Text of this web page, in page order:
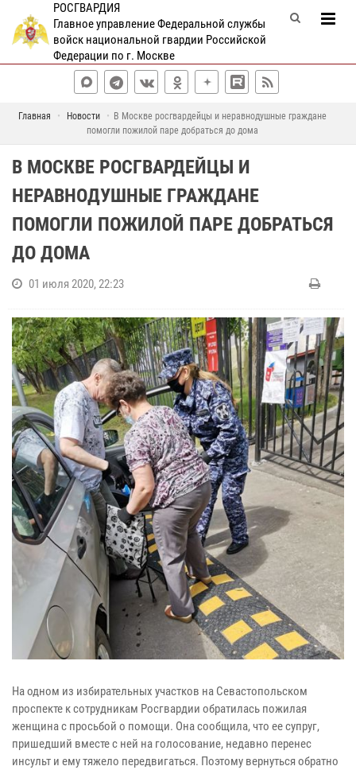
РОСГВАРДИЯ
Главное управление Федеральной службы
войск национальной гвардии Российской
Федерации по г. Москве
Главная Новости
В Москве росгвардейцы и неравнодушные граждане
помогли пожилой паре добраться до дома
В МОСКВЕ РОСГВАРДЕЙЦЫ И
НЕРАВНОДУШНЫЕ ГРАЖДАНЕ
ПОМОГЛИ ПОЖИЛОЙ ПАРЕ ДОБРАТЬСЯ
ДО ДОМА
01 июля 2020, 22:23
На одном из избирательных участков на Севастопольском
проспекте к сотрудникам Росгвардии обратилась пожилая
женщина с просьбой о помощи. Она сообщила, что ее супруг,
пришедший вместе с ней на голосование, недавно перенес
инсульт и ему тяжело передвигаться. Поэтому вернуться обратно